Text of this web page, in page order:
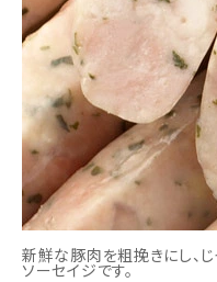
新鮮な豚肉を粗挽きにし、
ソーセイジです。